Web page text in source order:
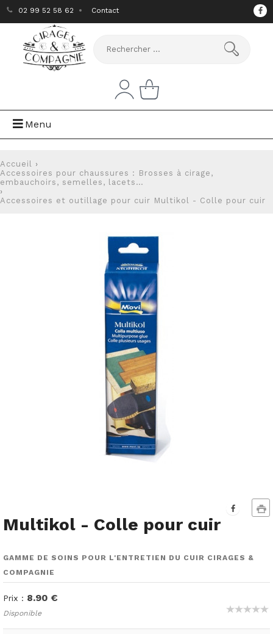
02 99 52 58 62 Contact
Menu
Accueil ›
Accessoires pour chaussures : Brosses à cirage,
embauchoirs, semelles, lacets…
›
Accessoires et outillage pour cuir Multikol - Colle pour cuir
Multikol - Colle pour cuir
GAMME DE SOINS POUR L'ENTRETIEN DU CUIR CIRAGES &
COMPAGNIE
Prix : 8.90 €
Disponible